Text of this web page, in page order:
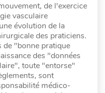
de l'exercice
vasculaire
évolution de la
des praticiens.
de "bonne pratique
des "données
toute "entorse"
sont
médico-